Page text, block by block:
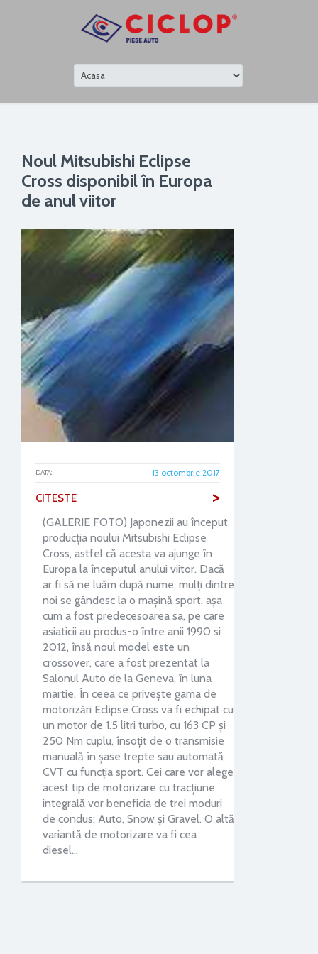
Noul Mitsubishi Eclipse
Cross disponibil în Europa
de anul viitor
DATA: 13 octombrie 2017
CITESTE >
(GALERIE FOTO) Japonezii au început
producţia noului Mitsubishi Eclipse
Cross, astfel că acesta va ajunge în
Europa la începutul anului viitor. Dacă
ar fi să ne luăm după nume, mulţi dintre
noi se gândesc la o maşină sport, aşa
cum a fost predecesoarea sa, pe care
asiaticii au produs-o între anii 1990 si
2012, însă noul model este un
crossover, care a fost prezentat la
Salonul Auto de la Geneva, în luna
martie. În ceea ce priveşte gama de
motorizări Eclipse Cross va fi echipat cu
un motor de 1.5 litri turbo, cu 163 CP şi
250 Nm cuplu, însoţit de o transmisie
manuală în şase trepte sau automată
CVT cu funcţia sport. Cei care vor alege
acest tip de motorizare cu tracţiune
integrală vor beneficia de trei moduri
de condus: Auto, Snow şi Gravel. O altă
variantă de motorizare va fi cea
diesel…